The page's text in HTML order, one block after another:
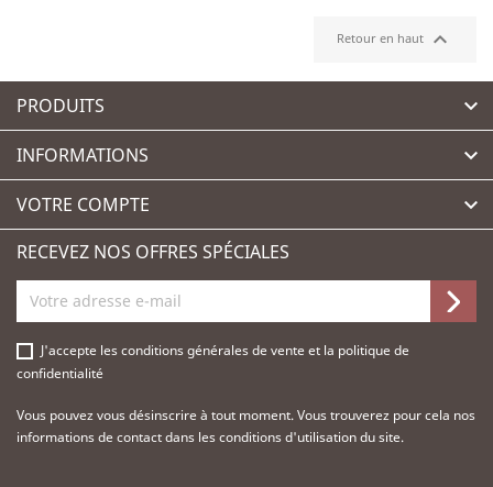
Retour en haut 
PRODUITS 
INFORMATIONS 
VOTRE COMPTE 
RECEVEZ NOS OFFRES SPÉCIALES
J'accepte lesconditions générales de vente et la politique de
confidentialité
Vous pouvez vous désinscrire à tout moment. Vous trouverez pour cela nos
informations de contact dans les conditions d'utilisation du site.